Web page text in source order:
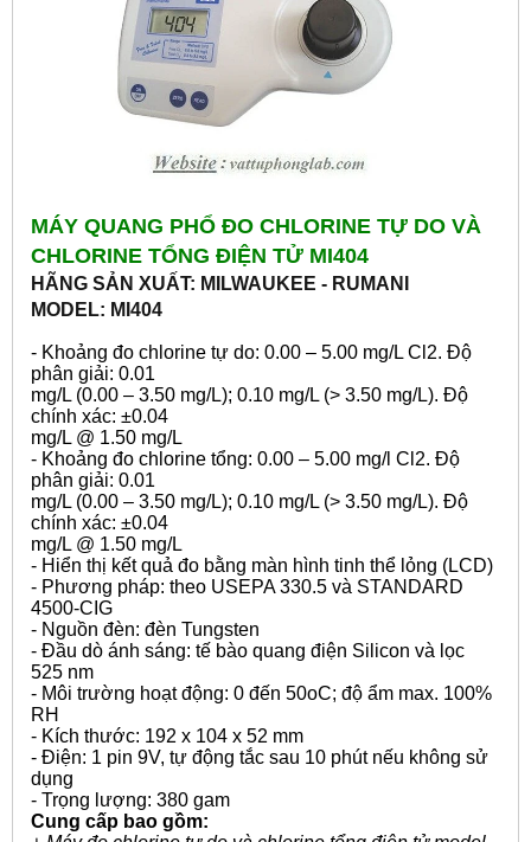
MÁY QUANG PHỔ ĐO CHLORINE TỰ DO VÀ
CHLORINE TỔNG ĐIỆN TỬ MI404
HÃNG SẢN XUẤT: MILWAUKEE - RUMANI
MODEL: MI404
- Khoảng đo chlorine tự do: 0.00 – 5.00 mg/L Cl2. Độ
phân giải: 0.01
mg/L (0.00 – 3.50 mg/L); 0.10 mg/L (> 3.50 mg/L). Độ
chính xác: ±0.04
mg/L @ 1.50 mg/L
- Khoảng đo chlorine tổng: 0.00 – 5.00 mg/l Cl2. Độ
phân giải: 0.01
mg/L (0.00 – 3.50 mg/L); 0.10 mg/L (> 3.50 mg/L). Độ
chính xác: ±0.04
mg/L @ 1.50 mg/L
- Hiển thị kết quả đo bằng màn hình tinh thể lỏng (LCD)
- Phương pháp: theo USEPA 330.5 và STANDARD
4500-CIG
- Nguồn đèn: đèn Tungsten
- Đầu dò ánh sáng: tế bào quang điện Silicon và lọc
525 nm
- Môi trường hoạt động: 0 đến 50oC; độ ẩm max. 100%
RH
- Kích thước: 192 x 104 x 52 mm
- Điện: 1 pin 9V, tự động tắc sau 10 phút nếu không sử
dụng
- Trọng lượng: 380 gam
Cung cấp bao gồm: